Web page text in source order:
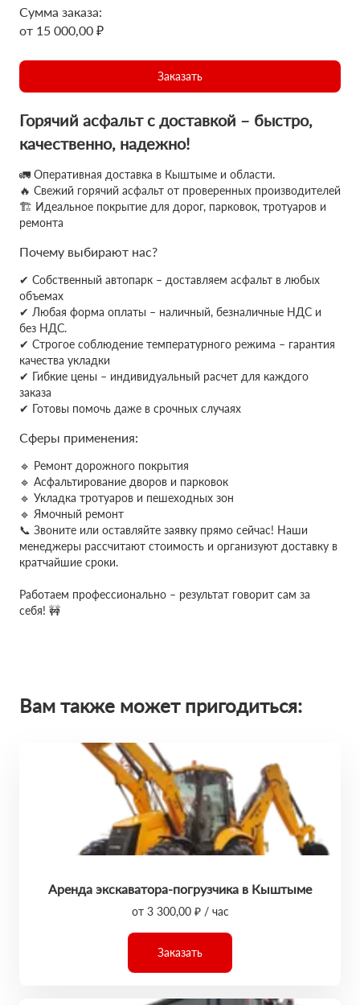
Сумма заказа:
от 15 000,00 ₽
Заказать
Горячий асфальт с доставкой – быстро,
качественно, надежно!
🚛 Оперативная доставка в Кыштыме и области.
🔥 Свежий горячий асфальт от проверенных производителей
🏗 Идеальное покрытие для дорог, парковок, тротуаров и
ремонта
Почему выбирают нас?
✔ Собственный автопарк – доставляем асфальт в любых
объемах
✔ Любая форма оплаты – наличный, безналичные НДС и
без НДС.
✔ Строгое соблюдение температурного режима – гарантия
качества укладки
✔ Гибкие цены – индивидуальный расчет для каждого
заказа
✔ Готовы помочь даже в срочных случаях
Сферы применения:
🔹 Ремонт дорожного покрытия
🔹 Асфальтирование дворов и парковок
🔹 Укладка тротуаров и пешеходных зон
🔹 Ямочный ремонт
📞 Звоните или оставляйте заявку прямо сейчас! Наши
менеджеры рассчитают стоимость и организуют доставку в
кратчайшие сроки.
Работаем профессионально – результат говорит сам за
себя! 🚧
Вам также может пригодиться:
Аренда экскаватора-погрузчика в Кыштыме
от 3 300,00 ₽ / час
Заказать